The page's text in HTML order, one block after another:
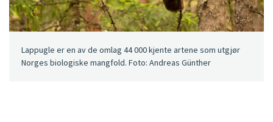
Lappugle er en av de omlag 44 000 kjente artene som utgjør
Norges biologiske mangfold. Foto: Andreas Günther